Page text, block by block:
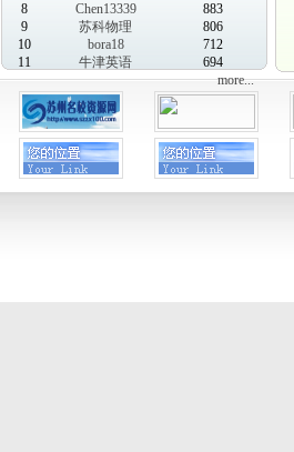
8
Chen13339
883
9
苏科物理
806
10
bora18
712
11
牛津英语
694
more...